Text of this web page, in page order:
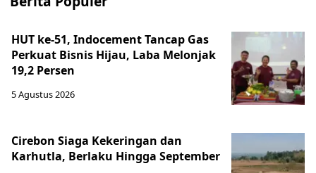
HUT ke-51, Indocement Tancap Gas
Perkuat Bisnis Hijau, Laba Melonjak
19,2 Persen
5 Agustus 2026
Cirebon Siaga Kekeringan dan
Karhutla, Berlaku Hingga September